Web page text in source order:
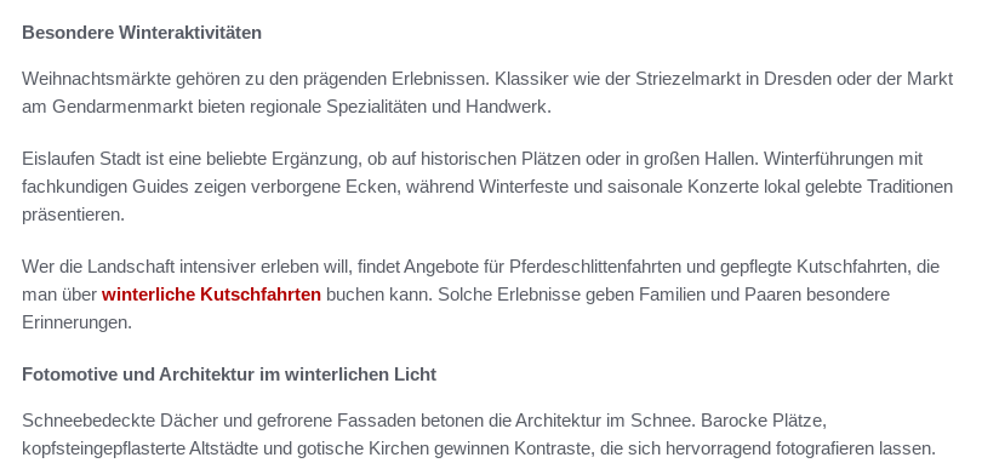
Besondere Winteraktivitäten
Weihnachtsmärkte gehören zu den prägenden Erlebnissen. Klassiker wie der Striezelmarkt in Dresden oder der Markt
am Gendarmenmarkt bieten regionale Spezialitäten und Handwerk.
Eislaufen Stadt ist eine beliebte Ergänzung, ob auf historischen Plätzen oder in großen Hallen. Winterführungen mit
fachkundigen Guides zeigen verborgene Ecken, während Winterfeste und saisonale Konzerte lokal gelebte Traditionen
präsentieren.
Wer die Landschaft intensiver erleben will, findet Angebote für Pferdeschlittenfahrten und gepflegte Kutschfahrten, die
man über winterliche Kutschfahrten buchen kann. Solche Erlebnisse geben Familien und Paaren besondere
Erinnerungen.
Fotomotive und Architektur im winterlichen Licht
Schneebedeckte Dächer und gefrorene Fassaden betonen die Architektur im Schnee. Barocke Plätze,
kopfsteingepflasterte Altstädte und gotische Kirchen gewinnen Kontraste, die sich hervorragend fotografieren lassen.